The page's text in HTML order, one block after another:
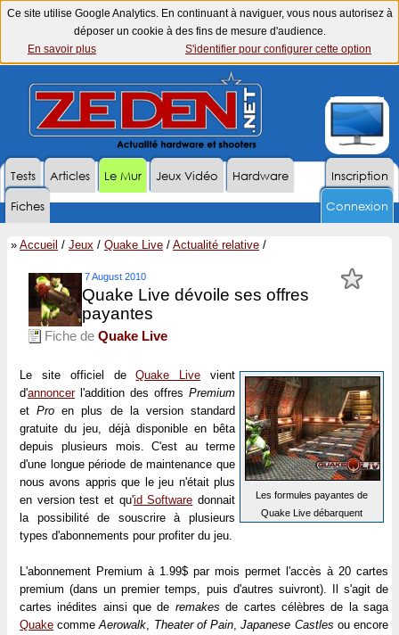
Ce site utilise Google Analytics. En continuant à naviguer, vous nous autorisez à
déposer un cookie à des fins de mesure d'audience.
En savoir plus
S'identifier pour configurer cette option
Inscription
Tests Articles Le Mur Jeux Vidéo
Hardware
Fiches
Connexion
» Accueil / Jeux / Quake Live / Actualité relative /
7 August 2010
Quake Live dévoile ses offres
payantes
Fiche de Quake Live
Les formules payantes de
Quake Live débarquent
Le site officiel deQuake Live vient
d'annoncerl'addition des offres Premium
etPro en plus de la version standard
gratuite du jeu, déjà disponible en bêta
depuis plusieurs mois. C'est au terme
d'une longue période de maintenance que
nous avons appris que le jeu n'était plus
en version test et qu'id Software donnait
la possibilité de souscrire à plusieurs
types d'abonnements pour profiter du jeu.
L'abonnement Premium à 1.99$ par mois permet l'accès à 20 cartes
premium (dans un premier temps, puis d'autres suivront). Il s'agit de
cartes inédites ainsi que de remakes de cartes célèbres de la saga
Quake commeAerowalk, Theater of Pain,Japanese Castles ou encore